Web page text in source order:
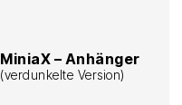
MiniaX – Anhänger
(verdunkelte Version)